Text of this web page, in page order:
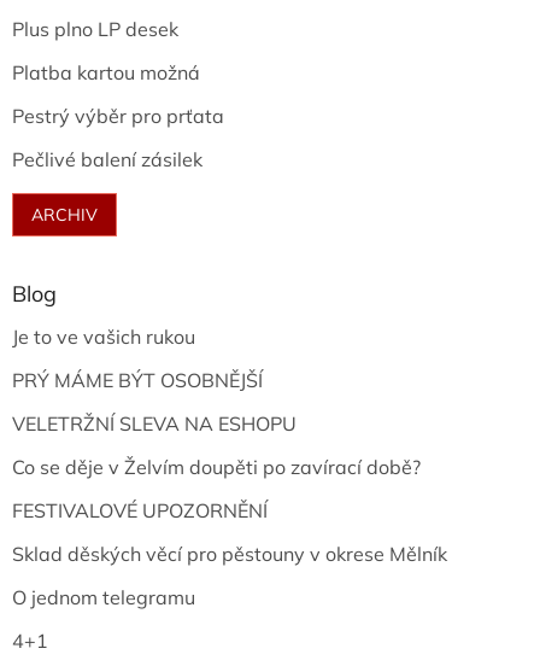
Plus plno LP desek
Platba kartou možná
Pestrý výběr pro prťata
Pečlivé balení zásilek
ARCHIV
Blog
Je to ve vašich rukou
PRÝ MÁME BÝT OSOBNĚJŠÍ
VELETRŽNÍ SLEVA NA ESHOPU
Co se děje v Želvím doupěti po zavírací době?
FESTIVALOVÉ UPOZORNĚNÍ
Sklad děských věcí pro pěstouny v okrese Mělník
O jednom telegramu
4+1